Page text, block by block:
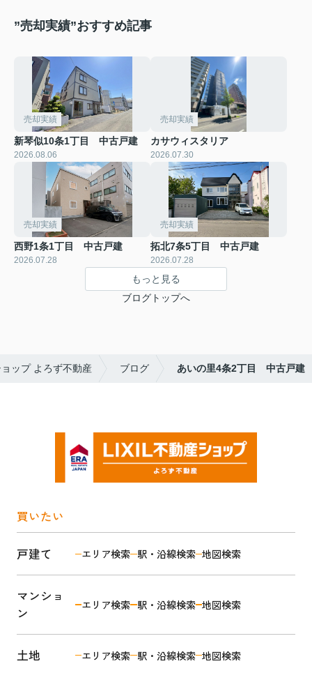
”売却実績”おすすめ記事
売却実績
新琴似10条1丁目 中古戸建
2026.08.06
売却実績
カサウィスタリア
2026.07.30
売却実績
西野1条1丁目 中古戸建
2026.07.28
売却実績
拓北7条5丁目 中古戸建
2026.07.28
もっと見る
ブログトップへ
ップ よろず不動産 ブログ あいの里4条2丁目 中古戸建
買いたい
戸建て エリア検索 駅・沿線検索 地図検索
マンショ
ン
エリア検索 駅・沿線検索 地図検索
土地 エリア検索 駅・沿線検索 地図検索